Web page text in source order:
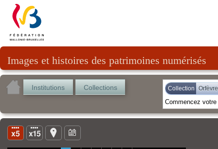
Images et histoires des patrimoines numérisés
Institutions Collections Collection